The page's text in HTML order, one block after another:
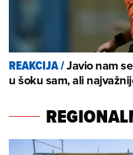
REAKCIJA/Javio nam
u šoku sam, ali